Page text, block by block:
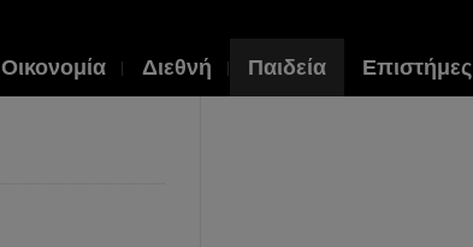
Οικονομία Διεθνή Παιδεία Επιστήμες